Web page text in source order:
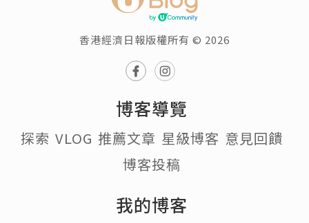
香港經濟日報版權所有 © 2026
博客導覽
探索 VLOG 推薦文章 星級博客 意見回饋
博客投稿
我的博客